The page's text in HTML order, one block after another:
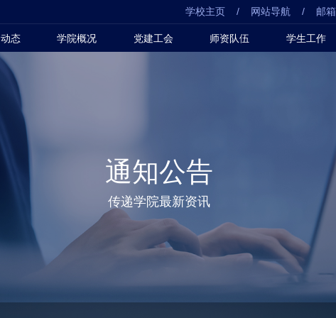
学校主页 / 网站导航 / 邮箱
态 学院概况 党建工会 师资队伍 学生工作
通知公告
传递学院最新资讯